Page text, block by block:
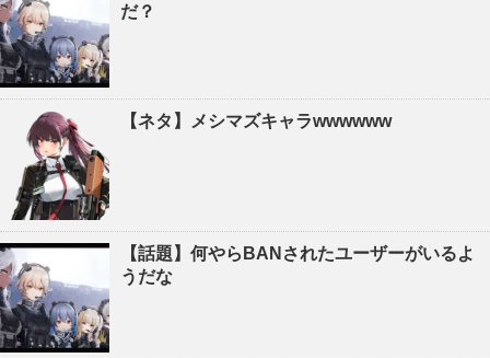
だ？
【ネタ】メシマズキャラwwwwww
【話題】何やらBANされたユーザーがいるよ
うだな